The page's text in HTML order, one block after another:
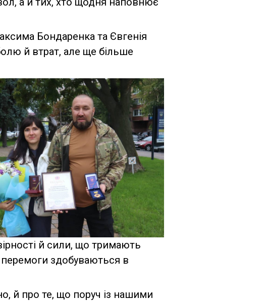
Бондаренка та Євгенія
й втрат, але ще більше
й сили, що тримають
здобуваються в
й про те, що поруч із нашими